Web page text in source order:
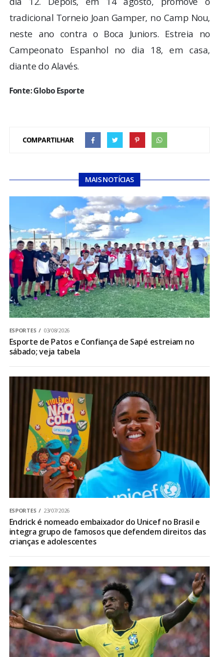
tradicional Torneio Joan Gamper, no Camp Nou,
neste ano contra o Boca Juniors. Estreia no
Campeonato Espanhol no dia 18, em casa,
diante do Alavés.
Fonte: Globo Esporte
COMPARTILHAR
MAIS NOTÍCIAS
ESPORTES 03/08/2026
Esporte de Patos e Confiança de Sapé estreiam no
sábado; veja tabela
ESPORTES 23/07/2026
Endrick é nomeado embaixador do Unicef no Brasil e
integra grupo de famosos que defendem direitos das
crianças e adolescentes